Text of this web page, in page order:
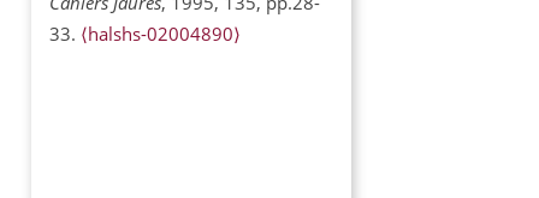
33. ⟨halshs-02004890⟩